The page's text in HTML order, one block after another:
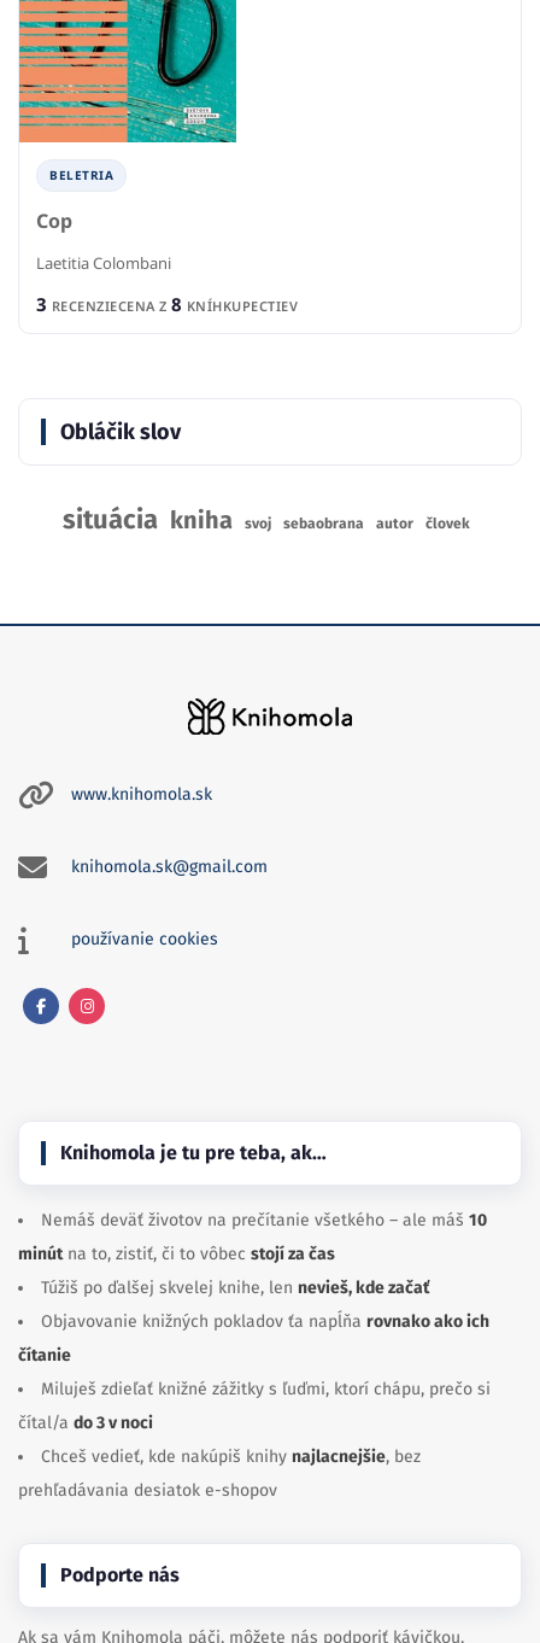
BELETRIA
Cop
Laetitia Colombani
3 RECENZIECENA Z 8 KNÍHKUPECTIEV
Obláčik slov
situácia kniha svoj sebaobrana autor človek
www.knihomola.sk
knihomola.sk@gmail.com
používanie cookies
Knihomola je tu pre teba, ak…
Nemáš deväť životov na prečítanie všetkého – ale máš 10
minútna to, zistiť, či to vôbec stojí za čas
Túžiš po ďalšej skvelej knihe, len nevieš, kde začať
Objavovanie knižných pokladov ťa napĺňa rovnako ako ich
čítanie
Miluješ zdieľať knižné zážitky s ľuďmi, ktorí chápu, prečo si
čítal/a do 3 v noci
Chceš vedieť, kde nakúpiš knihy najlacnejšie, bez
prehľadávania desiatok e-shopov
Podporte nás
Ak sa vám Knihomola páči, môžete nás podporiť kávičkou.